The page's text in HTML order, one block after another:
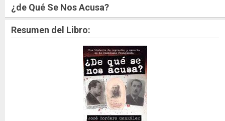
¿de Qué Se Nos Acusa?
Resumen del Libro: